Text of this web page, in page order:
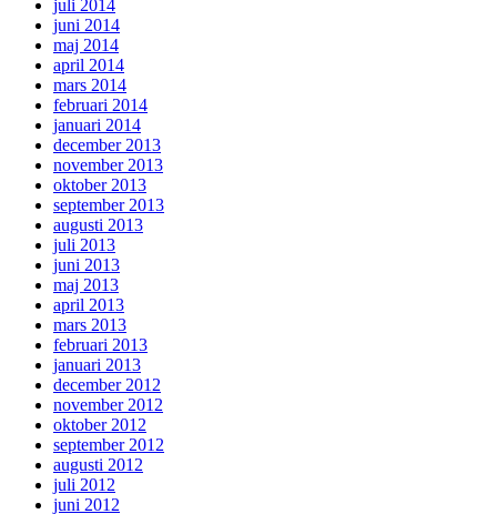
juli 2014
juni 2014
maj 2014
april 2014
mars 2014
februari 2014
januari 2014
december 2013
november 2013
oktober 2013
september 2013
augusti 2013
juli 2013
juni 2013
maj 2013
april 2013
mars 2013
februari 2013
januari 2013
december 2012
november 2012
oktober 2012
september 2012
augusti 2012
juli 2012
juni 2012